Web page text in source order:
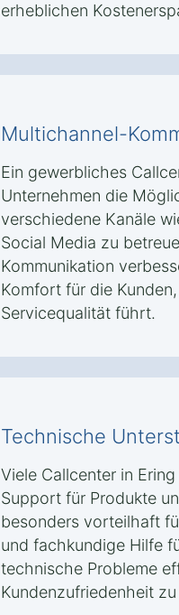
erheblichen
Multichannel-
Ein gewerbliches
Unternehmen die
verschiedene Kanäle
Social Media zu
Kommunikation
Komfort für die
Servicequalität führt.
Technische
Viele Callcenter in
Support für Produkte
besonders vorteilhaft
und fachkundige Hilfe
technische Probleme
Kundenzufriedenheit